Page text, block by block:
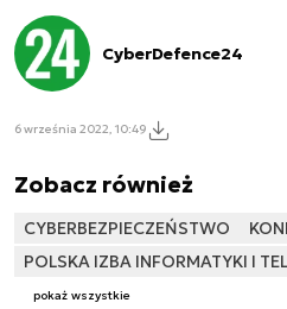
CyberDefence24
6 września 2022, 10:49
Zobacz również
CYBERBEZPIECZEŃSTWO
POLSKA IZBA INFORMATYKI I
pokaż wszystkie